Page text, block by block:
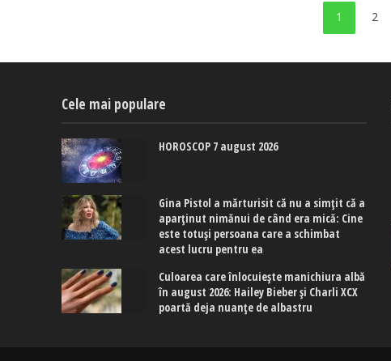
1 2
Cele mai populare
HOROSCOP 7 august 2026
Gina Pistol a mărturisit că nu a simțit că a
aparținut nimănui de când era mică: Cine
este totuși persoana care a schimbat
acest lucru pentru ea
Culoarea care înlocuiește manichiura albă
în august 2026: Hailey Bieber și Charli XCX
poartă deja nuanțe de albastru